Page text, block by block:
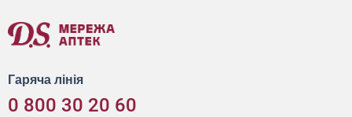
Гаряча лінія
0 800 30 20 60